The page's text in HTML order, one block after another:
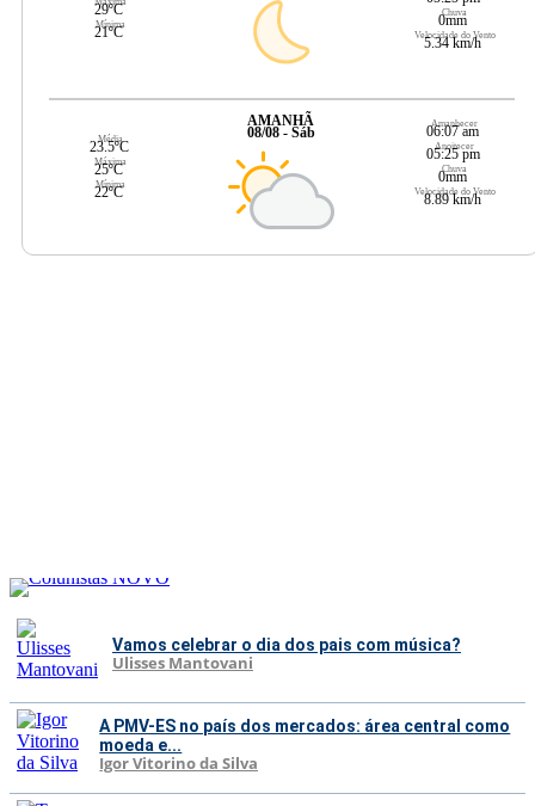
29ºC
Mínima
21ºC
Chuva
0mm
Velocidade do Vento
5.34 km/h
Média
23.5ºC
Máxima
25ºC
Mínima
22ºC
AMANHÃ
08/08 - Sáb
Amanhecer
06:07 am
Anoitecer
05:25 pm
Chuva
0mm
Velocidade do Vento
8.89 km/h
Vamos celebrar o dia dos pais com música?
Ulisses Mantovani
A PMV-ES no país dos mercados: área central como
moeda e...
Igor Vitorino da Silva